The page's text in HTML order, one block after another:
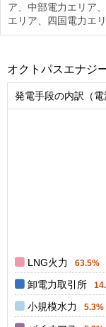
ア、中部電力エリア
エリア、四国電力エ
オクトパスエナジ
発電手段の内訳（電
LNG火力 63.5%
卸電力取引所
小規模水力 5.3%